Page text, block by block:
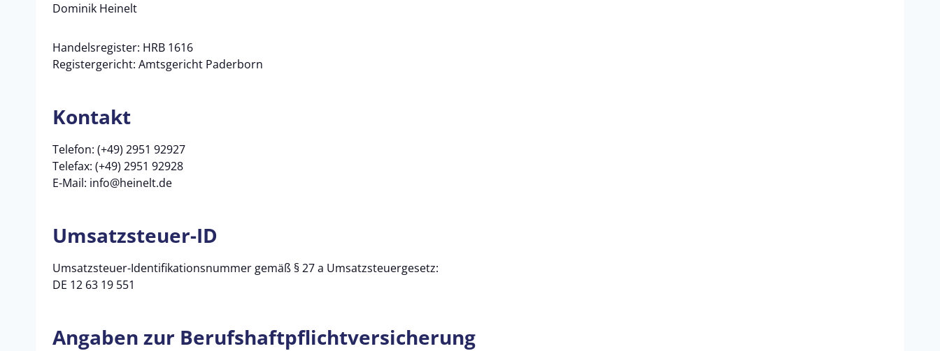
Dominik Heinelt
Handelsregister: HRB 1616
Registergericht: Amtsgericht Paderborn
Kontakt
Telefon: (+49) 2951 92927
Telefax: (+49) 2951 92928
E-Mail: info@heinelt.de
Umsatzsteuer-ID
Umsatzsteuer-Identifikationsnummer gemäß § 27 a Umsatzsteuergesetz:
DE 12 63 19 551
Angaben zur Berufs­haftpflicht­versicherung